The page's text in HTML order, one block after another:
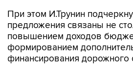
При этом И.Трунин
предложения связаны не
повышением доходов
формированием
финансирования дорожного